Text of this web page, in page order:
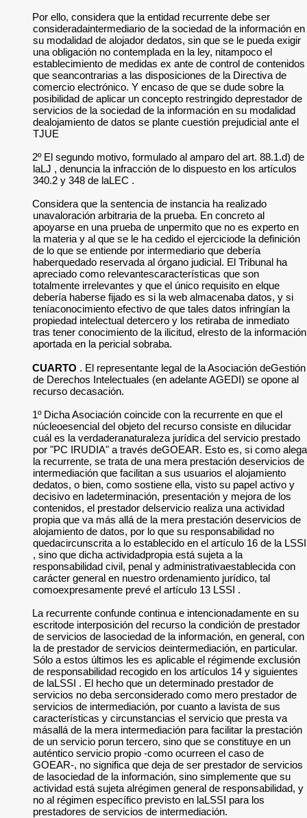
Por ello, considera que la entidad recurrente debe ser
consideradaintermediario de la sociedad de la información en
su modalidad de alojador dedatos, sin que se le pueda exigir
una obligación no contemplada en la ley, nitampoco el
establecimiento de medidas ex ante de control de contenidos
que seancontrarias a las disposiciones de la Directiva de
comercio electrónico. Y encaso de que se dude sobre la
posibilidad de aplicar un concepto restringido deprestador de
servicios de la sociedad de la información en su modalidad
dealojamiento de datos se plante cuestión prejudicial ante el
TJUE
2º El segundo motivo, formulado al amparo del art. 88.1.d) de
laLJ , denuncia la infracción de lo dispuesto en los artículos
340.2 y 348 de laLEC .
Considera que la sentencia de instancia ha realizado
unavaloración arbitraria de la prueba. En concreto al
apoyarse en una prueba de unpermito que no es experto en
la materia y al que se le ha cedido el ejerciciode la definición
de lo que se entiende por intermediario que debería
haberquedado reservada al órgano judicial. El Tribunal ha
apreciado como relevantescaracterísticas que son
totalmente irrelevantes y que el único requisito en elque
debería haberse fijado es si la web almacenaba datos, y si
teníaconocimiento efectivo de que tales datos infringían la
propiedad intelectual detercero y los retiraba de inmediato
tras tener conocimiento de la ilicitud, elresto de la información
aportada en la pericial sobraba.
CUARTO . El representante legal de la Asociación deGestión
de Derechos Intelectuales (en adelante AGEDI) se opone al
recurso decasación.
1º Dicha Asociación coincide con la recurrente en que el
núcleoesencial del objeto del recurso consiste en dilucidar
cuál es la verdaderanaturaleza jurídica del servicio prestado
por "PC IRUDIA" a través deGOEAR. Esto es, si como alega
la recurrente, se trata de una mera prestación deservicios de
intermediación que facilitan a sus usuarios el alojamiento
dedatos, o bien, como sostiene ella, visto su papel activo y
decisivo en ladeterminación, presentación y mejora de los
contenidos, el prestador delservicio realiza una actividad
propia que va más allá de la mera prestación deservicios de
alojamiento de datos, por lo que su responsabilidad no
quedacircunscrita a lo establecido en el artículo 16 de la LSSI
, sino que dicha actividadpropia está sujeta a la
responsabilidad civil, penal y administrativaestablecida con
carácter general en nuestro ordenamiento jurídico, tal
comoexpresamente prevé el artículo 13 LSSI .
La recurrente confunde continua e intencionadamente en su
escritode interposición del recurso la condición de prestador
de servicios de lasociedad de la información, en general, con
la de prestador de servicios deintermediación, en particular.
Sólo a estos últimos les es aplicable el régimende exclusión
de responsabilidad recogido en los artículos 14 y siguientes
de laLSSI . El hecho que un determinado prestador de
servicios no deba serconsiderado como mero prestador de
servicios de intermediación, por cuanto a lavista de sus
características y circunstancias el servicio que presta va
másallá de la mera intermediación para facilitar la prestación
de un servicio porun tercero, sino que se constituye en un
auténtico servicio propio -como ocurreen el caso de
GOEAR-, no significa que deja de ser prestador de servicios
de lasociedad de la información, sino simplemente que su
actividad está sujeta alrégimen general de responsabilidad, y
no al régimen específico previsto en laLSSI para los
prestadores de servicios de intermediación.